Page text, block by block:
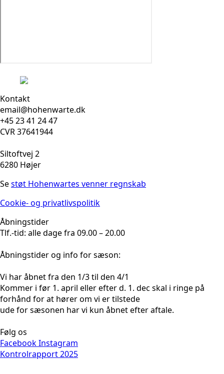
Kontakt
email@hohenwarte.dk
+45 23 41 24 47
CVR 37641944
Siltoftvej 2
6280 Højer
Sestøt Hohenwartes venner regnskab
Cookie- og privatlivspolitik
Åbningstider
Tlf.-tid: alle dage fra 09.00 – 20.00
Åbningstider og info for sæson:
Vi har åbnet fra den 1/3 til den 4/1
Kommer i før 1. april eller efter d. 1. dec skal i ringe på
forhånd for at hører om vi er tilstede
ude for sæsonen har vi kun åbnet efter aftale.
Følg os
FacebookInstagram
Kontrolrapport 2025